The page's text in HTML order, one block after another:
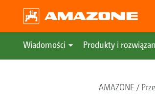
Wiadomości Produkty i
AMAZONE